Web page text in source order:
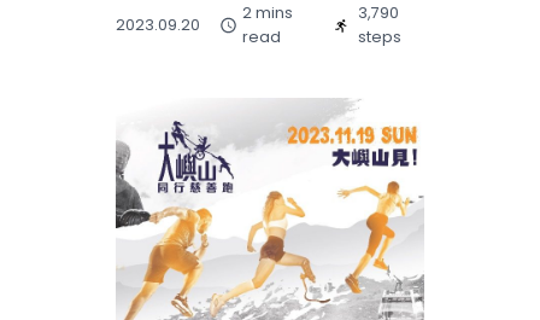
2023.09.20
2 mins
read
3,790
steps